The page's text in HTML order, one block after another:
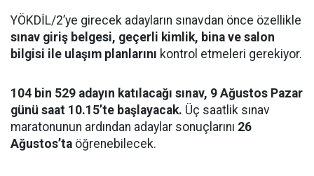
YÖKDİL/2’ye girecek adayların sınavdan önce özellikle
sınav giriş belgesi, geçerli kimlik, bina ve salon
bilgisi ile ulaşım planlarını kontrol etmeleri gerekiyor.
104 bin 529 adayın katılacağı sınav, 9 Ağustos Pazar
günü saat 10.15’te başlayacak. Üç saatlik sınav
maratonunun ardından adaylar sonuçlarını 26
Ağustos’ta öğrenebilecek.